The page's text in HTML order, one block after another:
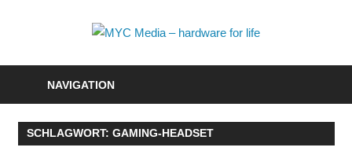
Media
–
NAVIGATION
SCHLAGWORT: GAMING-HEADSET